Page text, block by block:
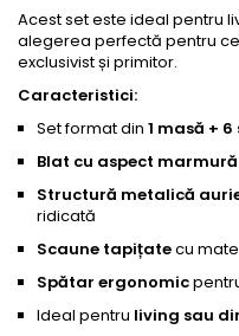
Acest set este ideal pentru
alegerea perfectă pentru
exclusivist și primitor.
Caracteristici:
Set format din 1 masă +
Blat cu aspect marmură
Structură metalică
ridicată
Scaune tapițatecu
Spătar ergonomic
Ideal pentru living sau